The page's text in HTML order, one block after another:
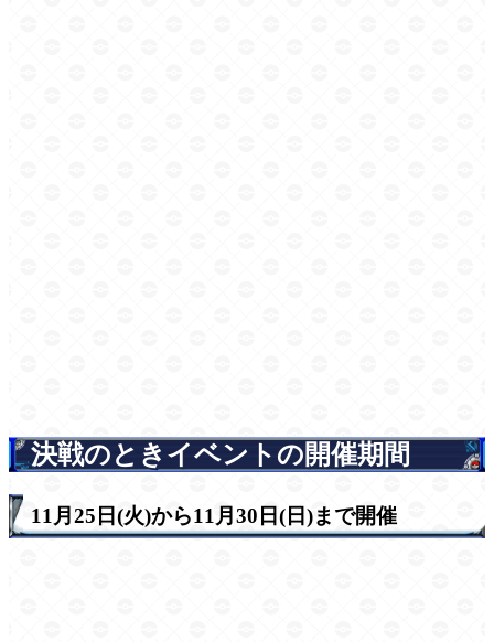
決戦のときイベントの開催期間
11月25日(火)から11月30日(日)まで開催